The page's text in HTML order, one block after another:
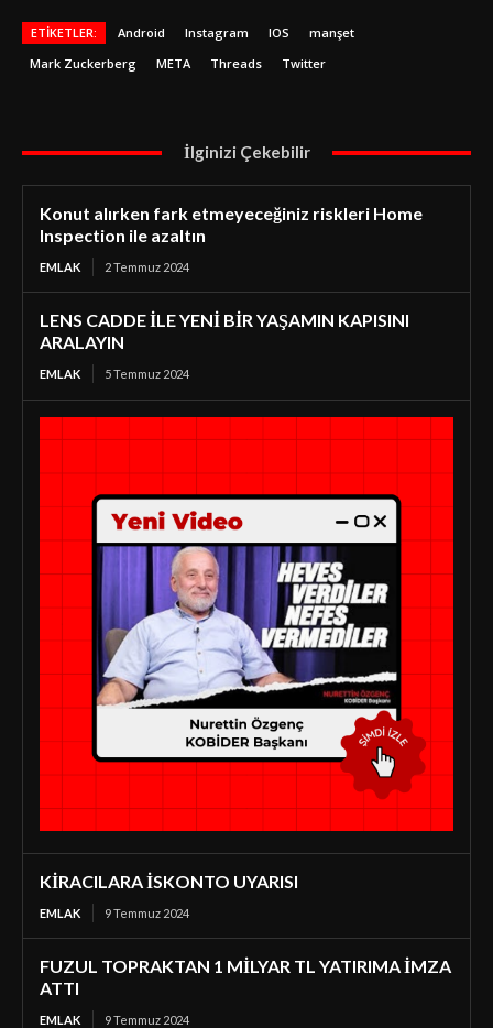
ETIKETLER: Android Instagram IOS
manşet
Mark Zuckerberg
META Threads Twitter
İlginizi Çekebilir
Konut alırken fark etmeyeceğiniz riskleri Home
Inspection ile azaltın
EMLAK 2 Temmuz 2024
LENS CADDE İLE YENİ BİR YAŞAMIN KAPISINI
ARALAYIN
EMLAK 5 Temmuz 2024
KİRACILARA İSKONTO UYARISI
EMLAK 9 Temmuz 2024
FUZUL TOPRAKTAN 1 MİLYAR TL YATIRIMA İMZA
ATTI
EMLAK 9 Temmuz 2024